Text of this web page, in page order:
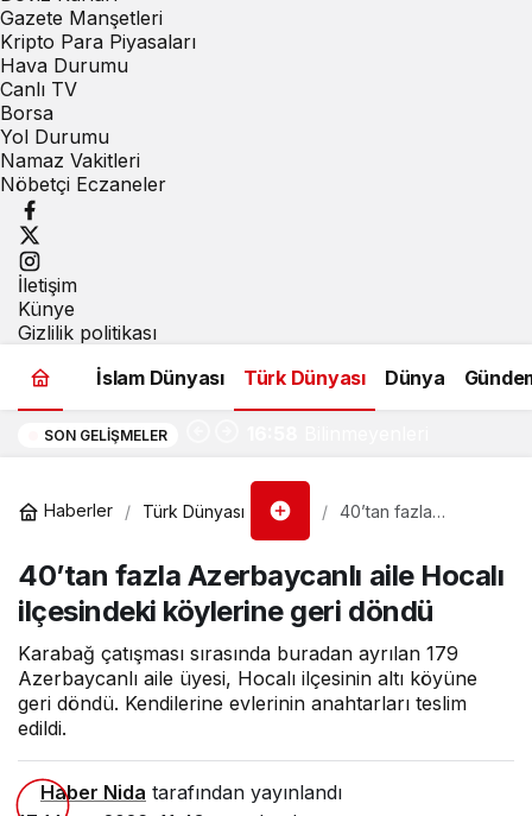
Gazete Manşetleri
Kripto Para Piyasaları
Hava Durumu
Canlı TV
Borsa
Yol Durumu
Namaz Vakitleri
Nöbetçi Eczaneler
İletişim
Künye
Gizlilik politikası
İslam Dünyası
Türk Dünyası Dünya
SON GELIŞMELER
Çin-Siyonizm
İttifakının
Ankara’da Masaya
Haberler Türk Dünyası
40’tan fazla
köylerine geri
döndü
40’tan fazla Azerbaycanlı aile Hocalı
ilçesindeki köylerine geri döndü
Karabağ çatışması sırasında buradan ayrılan 179
Azerbaycanlı aile üyesi, Hocalı ilçesinin altı köyüne
geri döndü. Kendilerine evlerinin anahtarları teslim
edildi.
Haber Nida tarafından yayınlandı